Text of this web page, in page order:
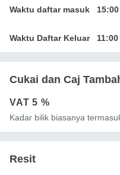
Waktu daftar masuk 15:00
Waktu Daftar Keluar 11:00
Cukai dan Caj
VAT5 %
Kadar bilik biasanya
Resit